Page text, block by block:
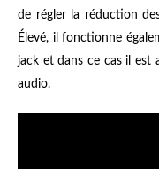
de régler la réduction
Élevé, il fonctionne
jack et dans ce cas il est
audio.